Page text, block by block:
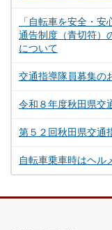
「自転車を安全・
通告制度（青切符）
について
交通指導隊員募集の
令和８年度秋田県交
第５２回秋田県交通
自転車乗車時はヘル